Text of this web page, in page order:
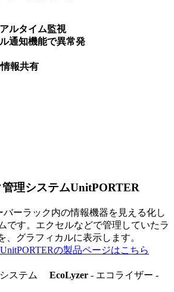
ルタイム監視
通知機能で異常発
報共有
管理システムUnitPORTER
バーラック内の情報機器を見える化し
です。エクセルなどで管理していたラ
、グラフィカルに表示します。
の製品ページはこちら
システム EcoLyzer - エコライザー -